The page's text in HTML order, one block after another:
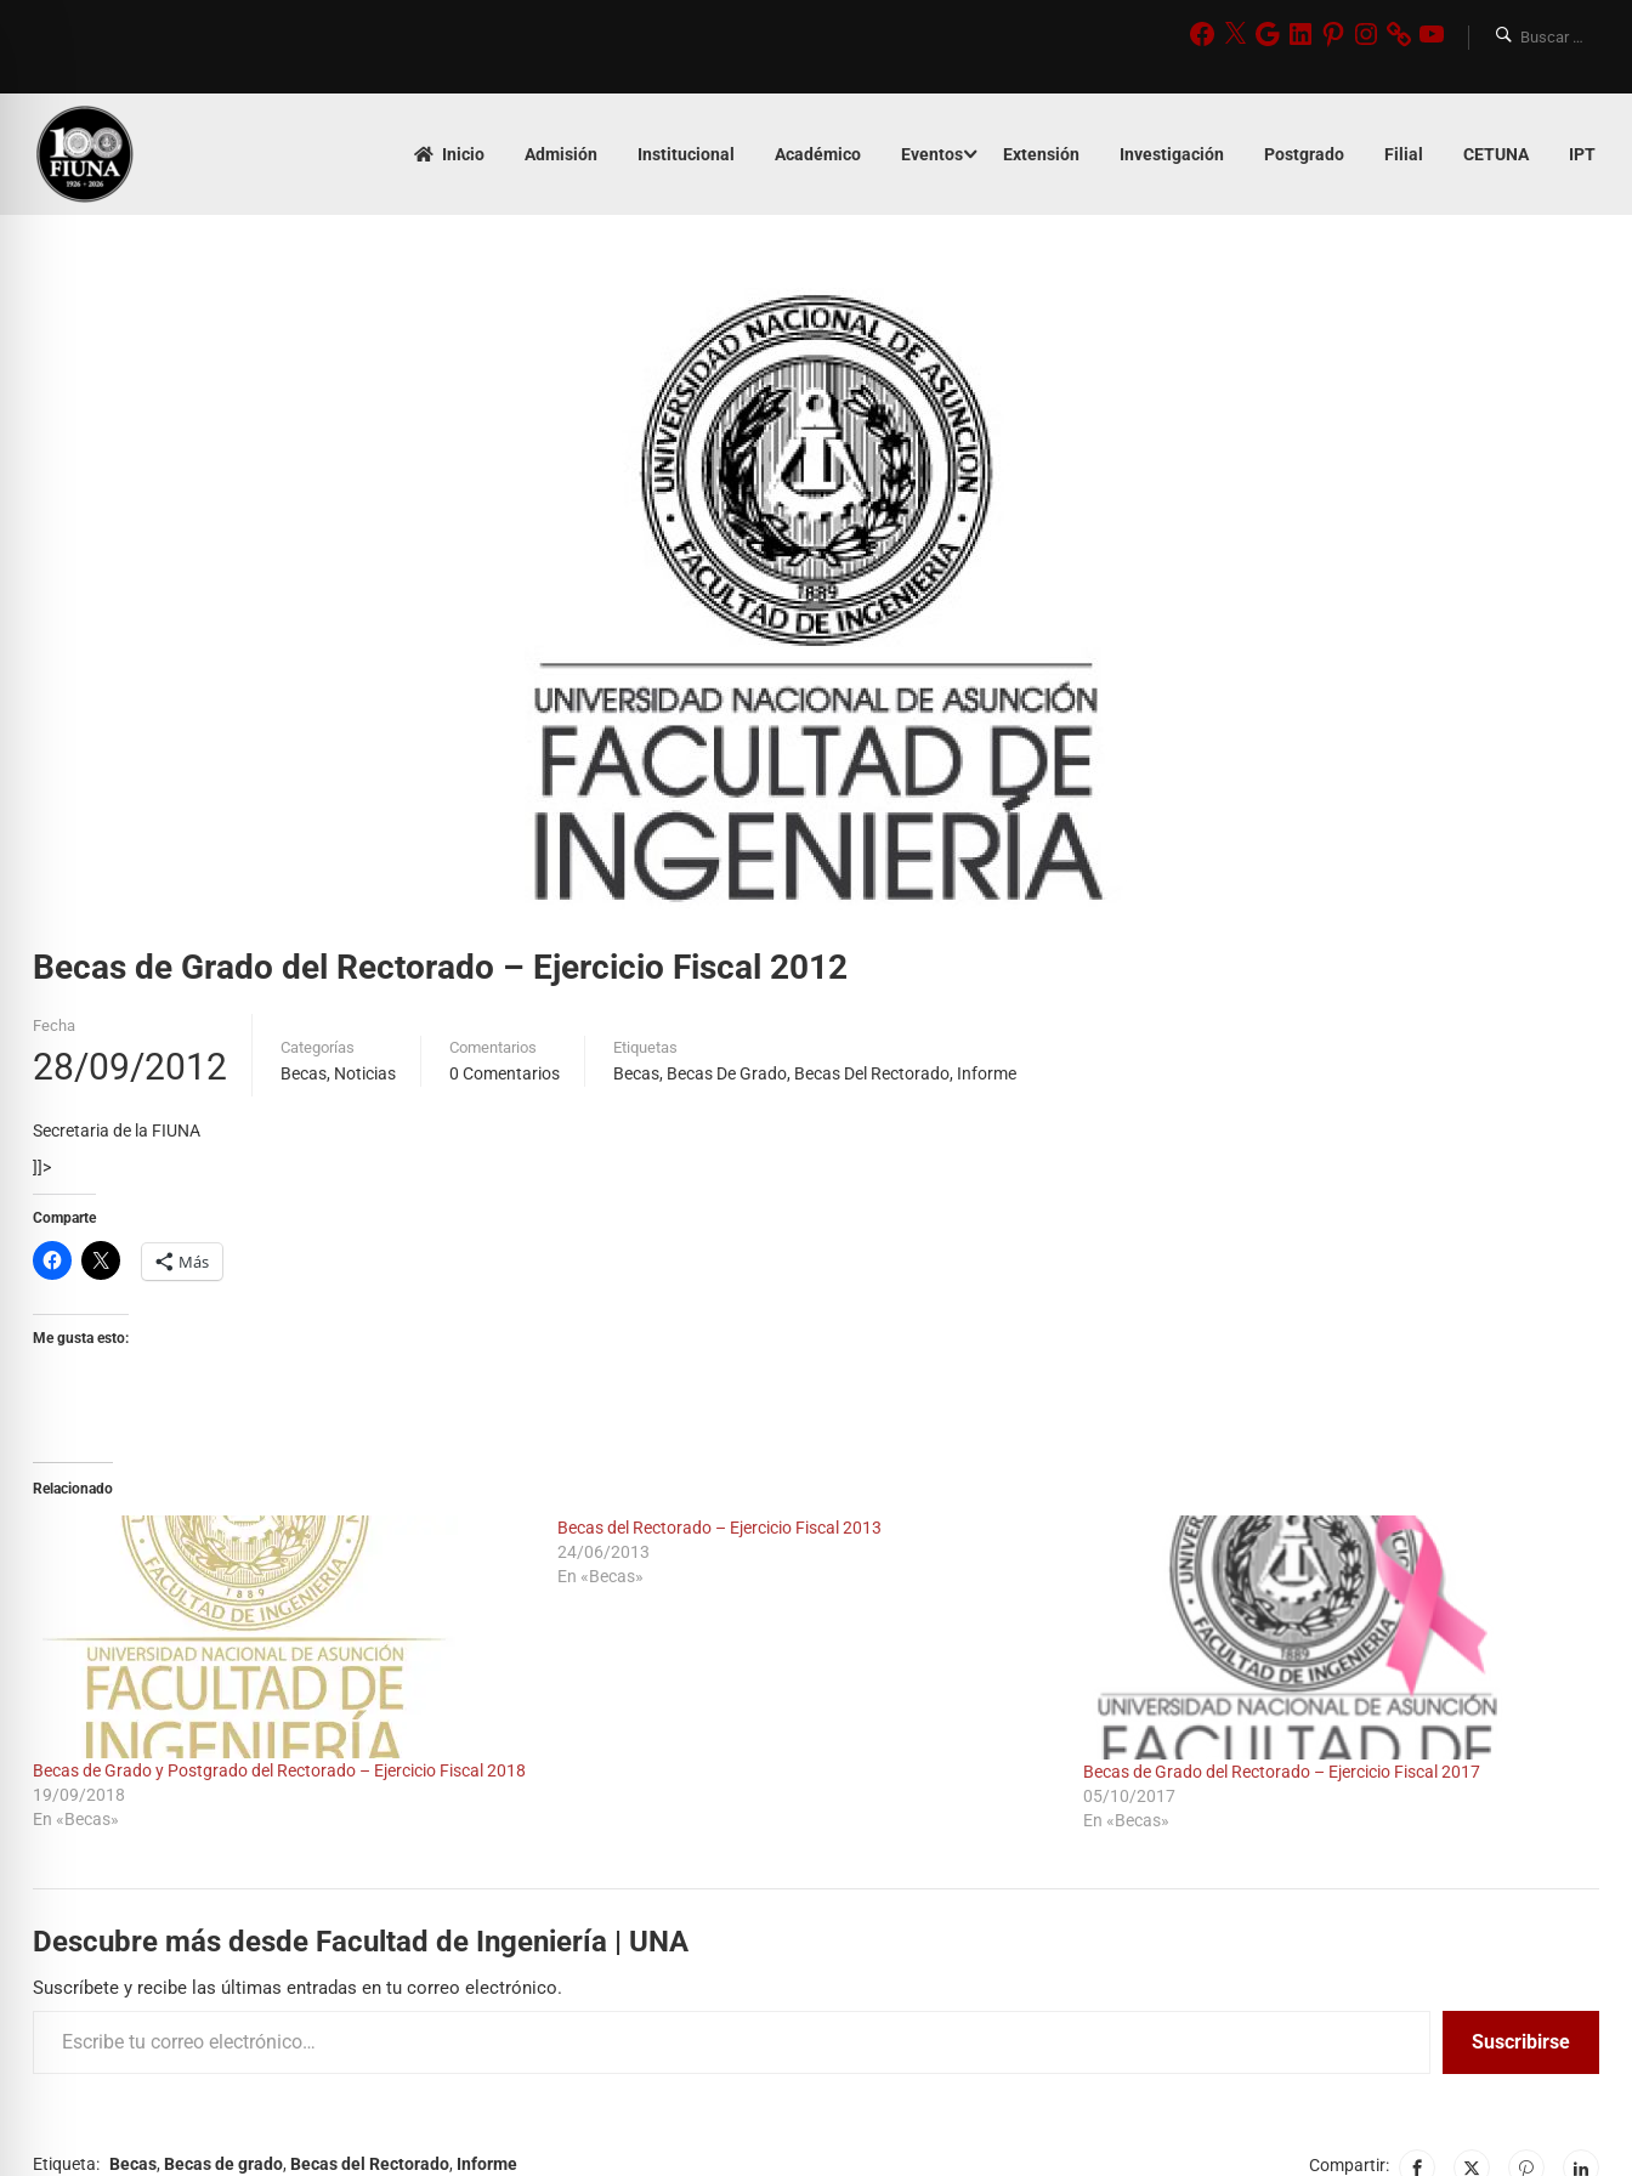
Inicio Admisión Institucional Académico Eventos Extensión Investigación Postgrado Filial CETUNA IPT
Becas de Grado del Rectorado – Ejercicio Fiscal 2012
Fecha
28/09/2012 Categorías
Becas, Noticias
Comentarios
0 Comentarios
Etiquetas
Becas, Becas De Grado, Becas Del Rectorado, Informe
Secretaria de la FIUNA
]]>
Comparte
Más
Me gusta esto:
Relacionado
Becas de Grado y Postgrado del Rectorado – Ejercicio Fiscal 2018
19/09/2018
En «Becas»
Becas del Rectorado – Ejercicio Fiscal 2013
24/06/2013
En «Becas»
Becas de Grado del Rectorado – Ejercicio Fiscal 2017
05/10/2017
En «Becas»
Descubre más desde Facultad de Ingeniería | UNA
Suscríbete y recibe las últimas entradas en tu correo electrónico.
Suscribirse
Etiqueta: Becas, Becas de grado, Becas del Rectorado, Informe Compartir: